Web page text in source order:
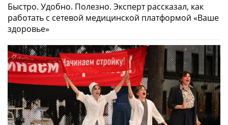
Быстро. Удобно. Полезно. Эксперт рассказал, как
работать с сетевой медицинской платформой «Ваше
здоровье»